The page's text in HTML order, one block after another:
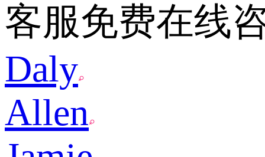
客服免费在线
Daly
Allen